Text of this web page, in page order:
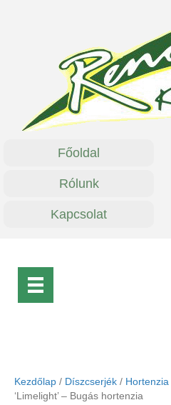
Főoldal
Rólunk
Kapcsolat
Kezdőlap / Díszcserjék / Hortenzia
‘Limelight’ – Bugás hortenzia